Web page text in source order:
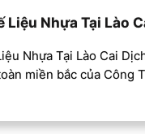
Liệu Nhựa Tại Lào
Nhựa Tại Lào Cai
miền bắc của Công